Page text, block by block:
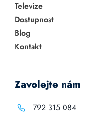
Televize
Dostupnost
Blog
Kontakt
Zavolejte nám
792 315 084